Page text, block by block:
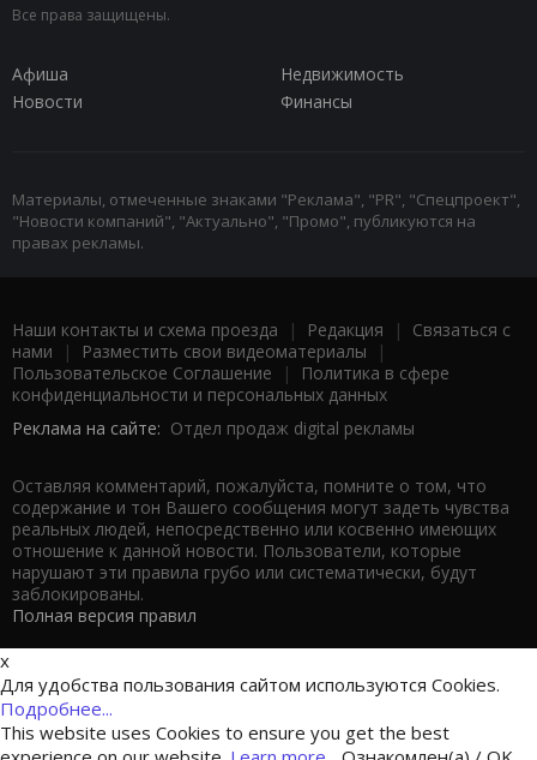
Все права защищены.
Афиша
Недвижимость
Новости
Финансы
Материалы, отмеченные знаками "Реклама", "PR", "Спецпроект",
"Новости компаний", "Актуально", "Промо", публикуются на
правах рекламы.
Наши контакты и схема проезда | Редакция | Связаться с
нами | Разместить свои видеоматериалы |
Пользовательское Соглашение |
Политика в сфере
конфиденциальности и персональных данных
Реклама на сайте: Отдел продаж digital рекламы
Оставляя комментарий, пожалуйста, помните о том, что
содержание и тон Вашего сообщения могут задеть чувства
реальных людей, непосредственно или косвенно имеющих
отношение к данной новости. Пользователи, которые
нарушают эти правила грубо или систематически, будут
заблокированы.
Полная версия правил
x
Для удобства пользования сайтом используются Cookies.
Подробнее...
This website uses Cookies to ensure you get the best